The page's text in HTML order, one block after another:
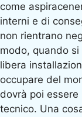
come
interni e di
non rientrano
modo, quando
libera
occupare del
dovrà poi
tecnico. Una